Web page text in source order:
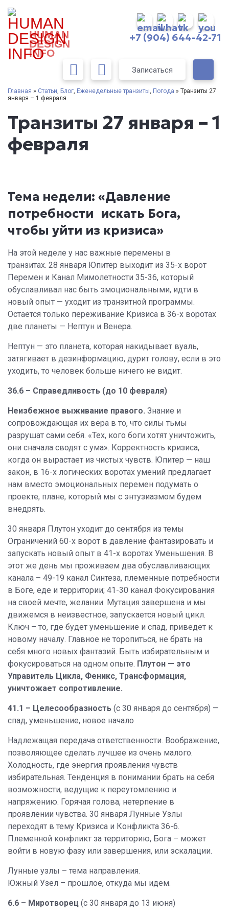
HUMAN
DESIGN
INFO
+7 (904) 644-42-71
Записаться
Главная » Статьи, Блог, Еженедельные транзиты, Погода » Транзиты 27
января – 1 февраля
Транзиты 27 января – 1
февраля
Тема недели: «Давление
потребности искать Бога,
чтобы уйти из кризиса»
На этой неделе у нас важные перемены в
транзитах. 28 января Юпитер выходит из 35-х ворот
Перемен и Канал Мимолетности 35-36, который
обуславливал нас быть эмоциональными, идти в
новый опыт — уходит из транзитной программы.
Остается только переживание Кризиса в 36-х воротах
две планеты — Нептун и Венера.
Нептун — это планета, которая накидывает вуаль,
затягивает в дезинформацию, дурит голову, если в это
уходить, то человек больше ничего не видит.
36.6 – Справедливость (до 10 февраля)
Неизбежное выживание правого. Знание и
сопровождающая их вера в то, что силы тьмы
разрушат сами себя. «Тех, кого боги хотят уничтожить,
они сначала сводят с ума». Корректность кризиса,
когда он вырастает из чистых чувств. Юпитер — наш
закон, в 16-х логических воротах умений предлагает
нам вместо эмоциональных перемен подумать о
проекте, плане, который мы с энтузиазмом будем
внедрять.
30 января Плутон уходит до сентября из темы
Ограничений 60-х ворот в давление фантазировать и
запускать новый опыт в 41-х воротах Уменьшения. В
этот же день мы проживаем два обуславливающих
канала – 49-19 канал Синтеза, племенные потребности
в Боге, еде и территории; 41-30 канал Фокусирования
на своей мечте, желании. Мутация завершена и мы
движемся в неизвестное, запускается новый цикл.
Ключ – то, где будет уменьшение и спад, приведет к
новому началу. Главное не торопиться, не брать на
себя много новых фантазий. Быть избирательным и
фокусироваться на одном опыте. Плутон — это
Управитель Цикла, Феникс, Трансформация,
уничтожает сопротивление.
41.1 – Целесообразность (с 30 января до сентября) —
спад, уменьшение, новое начало
Надлежащая передача ответственности. Воображение,
позволяющее сделать лучшее из очень малого.
Холодность, где энергия проявления чувств
избирательная. Тенденция в понимании брать на себя
возможности, ведущие к переутомлению и
напряжению. Горячая голова, нетерпение в
проявлении чувства. 30 января Лунные Узлы
переходят в тему Кризиса и Конфликта 36-6.
Племенной конфликт за территорию, Бога – может
войти в новую фазу или завершения, или эскалации.
Лунные узлы – тема направления.
Южный Узел – прошлое, откуда мы идем.
6.6 – Миротворец (с 30 января до 13 июня)